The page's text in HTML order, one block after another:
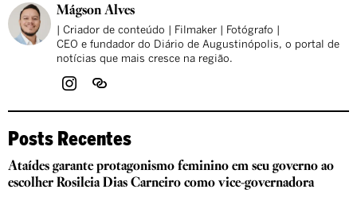
Mágson Alves
| Criador de conteúdo | Filmaker | Fotógrafo |
CEO e fundador do Diário de Augustinópolis, o portal de
notícias que mais cresce na região.
Posts Recentes
Ataídes garante protagonismo feminino em seu governo ao
escolher Rosileia Dias Carneiro como vice-governadora